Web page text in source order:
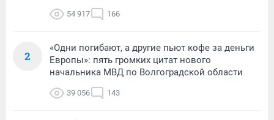
54 917 166
2
«Одни погибают, а другие пьют кофе за деньги
Европы»: пять громких цитат нового
начальника МВД по Волгоградской области
39 056 143